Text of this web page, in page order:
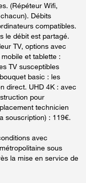
(Répéteur Wifi,
Débits
compatibles.
le débit est partagé.
TV, options avec
et tablette :
TV susceptibles
basic : les
direct. UHD 4K : avec
pour
technicien
souscription) : 119€.
avec
sous
la mise en service de